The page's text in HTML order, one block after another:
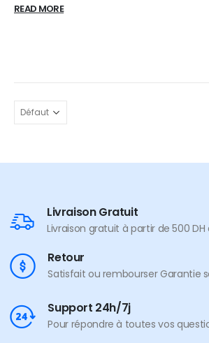
READ MORE
Livraison Gratuit
Livraison gratuit à partir de 500
Retour
Satisfait ou rembourser Garantie
Support 24h/7j
Pour répondre à toutes vos